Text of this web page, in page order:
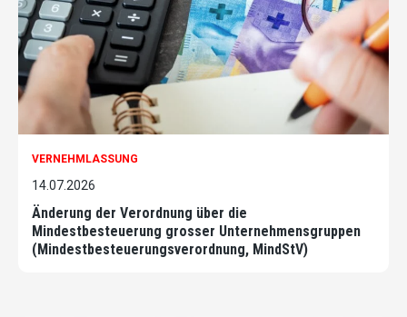
VERNEHMLASSUNG
14.07.2026
Änderung der Verordnung über die
Mindestbesteuerung grosser Unternehmensgruppen
(Mindestbesteuerungsverordnung, MindStV)